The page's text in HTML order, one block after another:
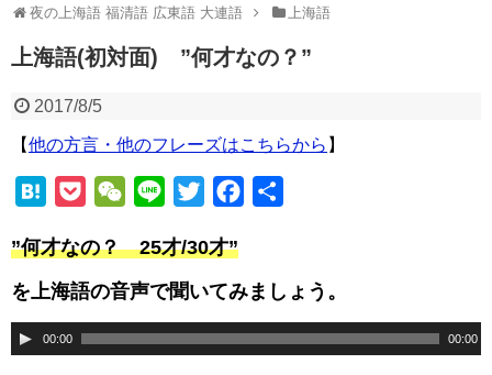
夜の上海語 福清語 広東語 大連語 上海語
上海語(初対面) ”何才なの？”
2017/8/5
【他の方言・他のフレーズはこちらから 】
t
e
a
c
k
t
W
C
h
t
n
e
i
t
e
e
o
”何才なの？ 25才/30才”
を上海語の音声で聞いてみましょう。
音
00:00 00:00